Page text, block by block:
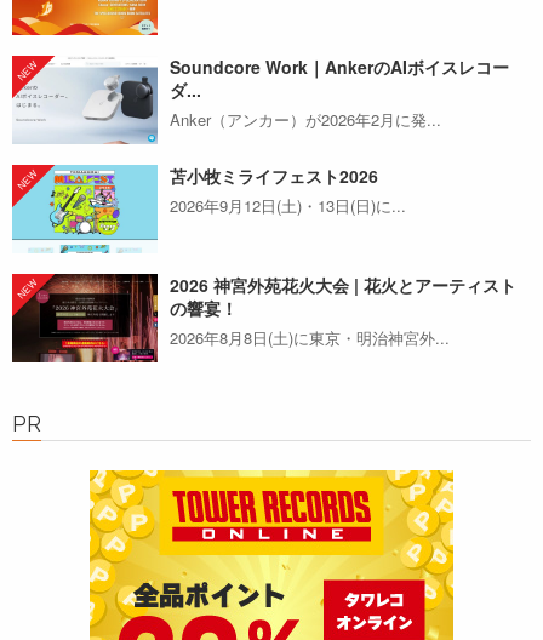
Soundcore Work｜AnkerのAIボイスレコー
ダ...
Anker（アンカー）が2026年2月に発...
苫小牧ミライフェスト2026
2026年9月12日(土)・13日(日)に...
2026 神宮外苑花火大会 | 花火とアーティスト
の響宴！
2026年8月8日(土)に東京・明治神宮外...
PR